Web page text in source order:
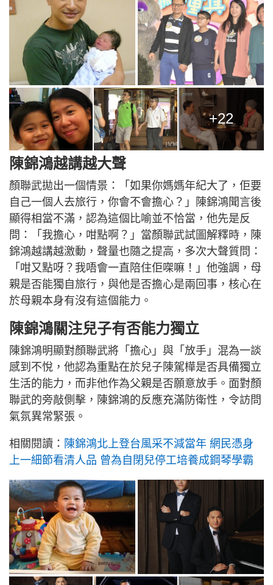
+22
陳錦鴻越講越大聲
顏聯武拋出一個情景：「如果你媽媽年紀大了，佢要
自己一個人去旅行，你會不會擔心？」陳錦鴻聞言後
顯得相當不滿，認為這個比喻並不恰當，他先是反
問：「我擔心，咁點啊？」當顏聯武試圖解釋時，陳
錦鴻越講越激動，聲量也隨之提高，多次大聲質問：
「咁又點呀？我唔會一直陪住佢㗎嘛！」他強調，母
親是否能獨自旅行，與他是否擔心是兩回事，核心在
於母親本身有沒有這個能力。
陳錦鴻關注兒子有否能力獨立
陳錦鴻明顯對顏聯武將「擔心」與「放手」混為一談
感到不悅，他認為重點在於兒子陳駕樺是否具備獨立
生活的能力，而非他作為父親是否願意放手。面對顏
聯武的旁敲側擊，陳錦鴻的反應充滿防衛性，令訪問
氣氛異常緊張。
相關閱讀： 陳錦鴻北上登台風采不減當年 網民憑身
上一細節看清人品 曾為自閉兒停工培養成鋼琴學霸